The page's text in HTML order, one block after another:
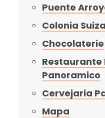
Puente
Colonia Suiza
Chocolaterie
Restaurante
Panoramico
Cervejaria
Mapa